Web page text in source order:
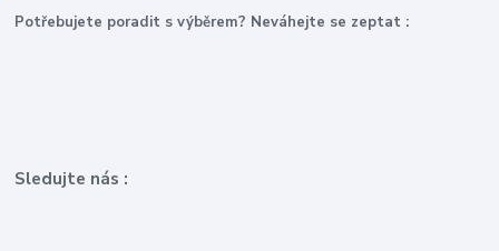
Potřebujete poradit s výběrem? Neváhejte se zeptat :
Sledujte nás :